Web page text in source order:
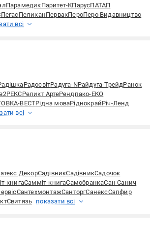
ПарамедикПаритет-КПарусПАТАП
ПегасПеликанПервакПероПеро Видавництво
всі
РадосвітРадуга-NРайдуга-ТрейдРанок
РЕКСРеликт АртеРендпако-ЕКО
ВЕСТРідна моваРіднокрайРіч-Ленд
всі
ДекорСадівникСадівникСадочок
книгаСамміт-книгаСамобранкаСан Санич
СантехмонтажСанторгСанексСапфир
Свитязь показати всі